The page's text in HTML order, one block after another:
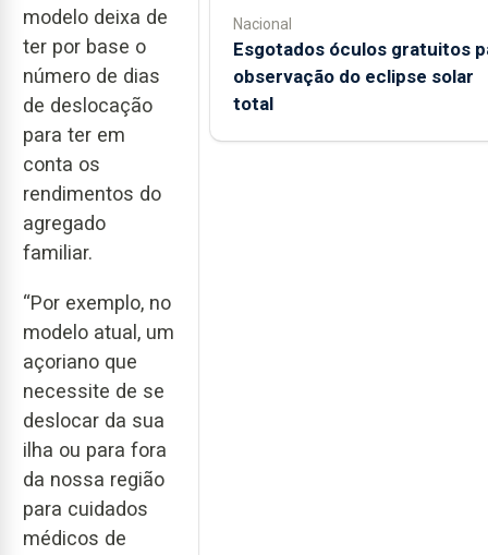
modelo deixa de
ter por base o
número de dias
de deslocação
para ter em
conta os
rendimentos do
agregado
familiar.
“Por exemplo, no
modelo atual, um
açoriano que
necessite de se
deslocar da sua
ilha ou para fora
da nossa região
para cuidados
médicos de
Nacional
Esgotados óculos gratuitos
observação do eclipse solar
total